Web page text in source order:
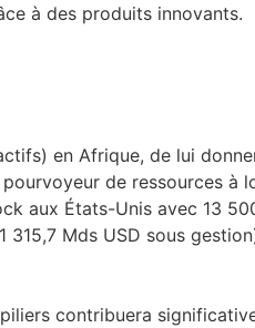
à des produits innovants.
en Afrique, de lui
de ressources à
aux États-Unis avec 13
315,7 Mds USD sous
contribuera